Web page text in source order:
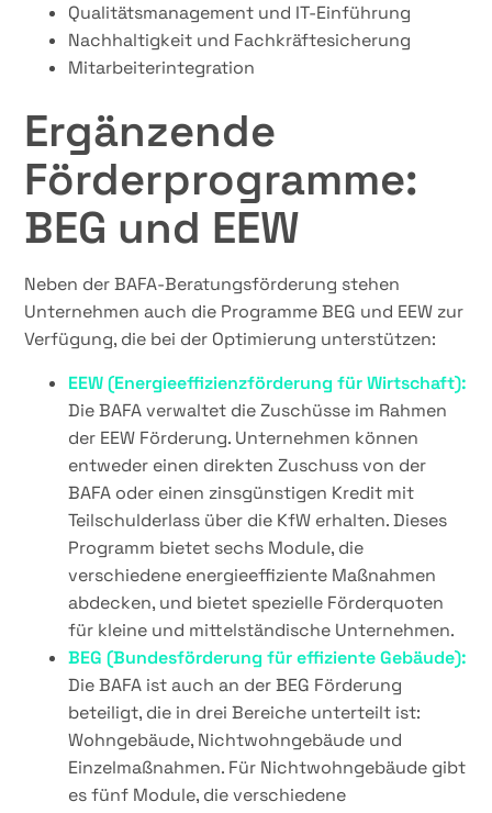
Qualitätsmanagement und IT-Einführung
Nachhaltigkeit und Fachkräftesicherung
Mitarbeiterintegration
Ergänzende
Förderprogramme:
BEG und EEW
Neben der BAFA-Beratungsförderung stehen
Unternehmen auch die Programme BEG und EEW zur
Verfügung, die bei der Optimierung unterstützen:
EEW (Energieeffizienzförderung für Wirtschaft):
Die BAFA verwaltet die Zuschüsse im Rahmen
der EEW Förderung. Unternehmen können
entweder einen direkten Zuschuss von der
BAFA oder einen zinsgünstigen Kredit mit
Teilschulderlass über die KfW erhalten. Dieses
Programm bietet sechs Module, die
verschiedene energieeffiziente Maßnahmen
abdecken, und bietet spezielle Förderquoten
für kleine und mittelständische Unternehmen.
BEG (Bundesförderung für effiziente Gebäude):
Die BAFA ist auch an der BEG Förderung
beteiligt, die in drei Bereiche unterteilt ist:
Wohngebäude, Nichtwohngebäude und
Einzelmaßnahmen. Für Nichtwohngebäude gibt
es fünf Module, die verschiedene